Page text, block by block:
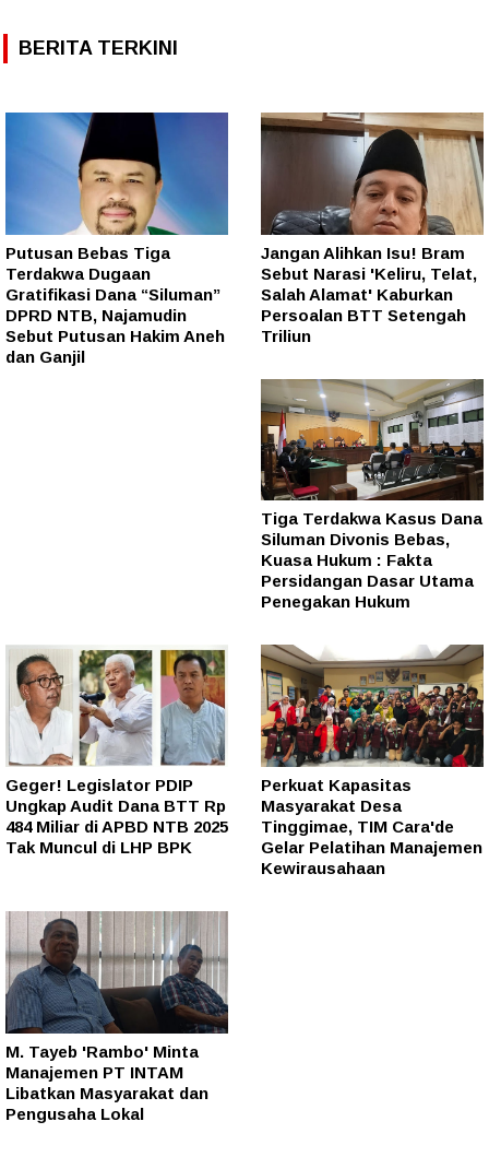
BERITA TERKINI
Putusan Bebas Tiga
Terdakwa Dugaan
Gratifikasi Dana “Siluman”
DPRD NTB, Najamudin
Sebut Putusan Hakim Aneh
dan Ganjil
Jangan Alihkan Isu! Bram
Sebut Narasi 'Keliru, Telat,
Salah Alamat' Kaburkan
Persoalan BTT Setengah
Triliun
Tiga Terdakwa Kasus Dana
Siluman Divonis Bebas,
Kuasa Hukum : Fakta
Persidangan Dasar Utama
Penegakan Hukum
Geger! Legislator PDIP
Ungkap Audit Dana BTT Rp
484 Miliar di APBD NTB 2025
Tak Muncul di LHP BPK
Perkuat Kapasitas
Masyarakat Desa
Tinggimae, TIM Cara'de
Gelar Pelatihan Manajemen
Kewirausahaan
M. Tayeb 'Rambo' Minta
Manajemen PT INTAM
Libatkan Masyarakat dan
Pengusaha Lokal